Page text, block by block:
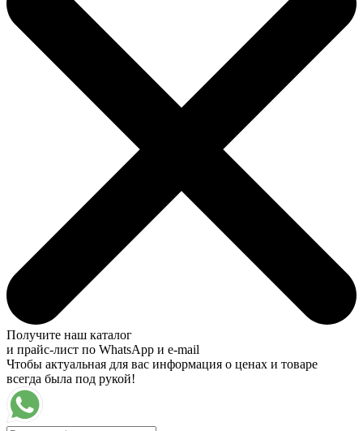
Получите наш каталог
и прайс-лист по WhatsApp и e-mail
Чтобы актуальная для вас информация о ценах и товаре
всегда была под рукой!